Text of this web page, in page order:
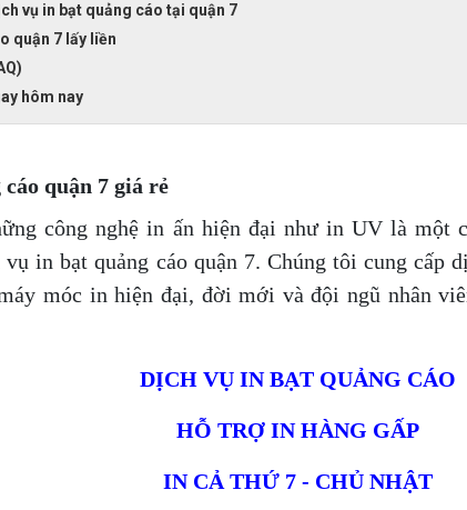
vụ in bạt quảng cáo tại quận 7
quận 7 lấy liền
hôm nay
quận 7 giá rẻ
công nghệ in ấn hiện đại như in UV là một
in bạt quảng cáo quận 7. Chúng tôi cung cấp
móc in hiện đại, đời mới và đội ngũ nhân
DỊCH VỤ IN BẠT QUẢNG CÁO
HỖ TRỢ IN HÀNG GẤP
IN CẢ THỨ 7 - CHỦ NHẬT